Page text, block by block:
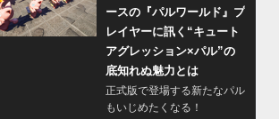
ースの『パルワールド』プ
レイヤーに訊く“キュート
アグレッション×パル”の
底知れぬ魅力とは
正式版で登場する新たなパル
もいじめたくなる！